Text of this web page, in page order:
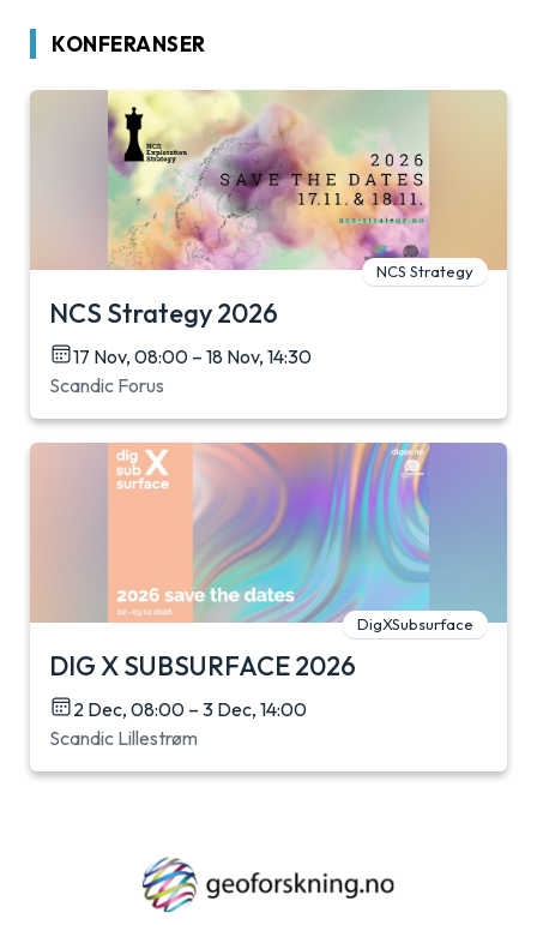
KONFERANSER
NCS Strategy
NCS Strategy 2026
17 Nov, 08:00 – 18 Nov, 14:30
Scandic Forus
DigXSubsurface
DIG X SUBSURFACE 2026
2 Dec, 08:00 – 3 Dec, 14:00
Scandic Lillestrøm